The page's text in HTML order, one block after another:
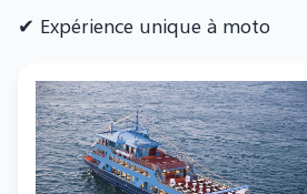
✔ Expérience unique à moto